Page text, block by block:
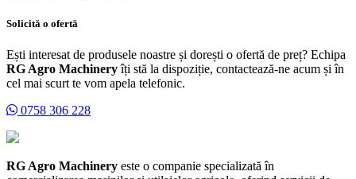
Solicită o ofertă
Ești interesat de produsele noastre și dorești o ofertă de preț? Echipa
RG Agro Machineryîți stă la dispoziție, contactează-ne acum și în
cel mai scurt te vom apela telefonic.
0758 306 228
RG Agro Machinery este o companie specializată în